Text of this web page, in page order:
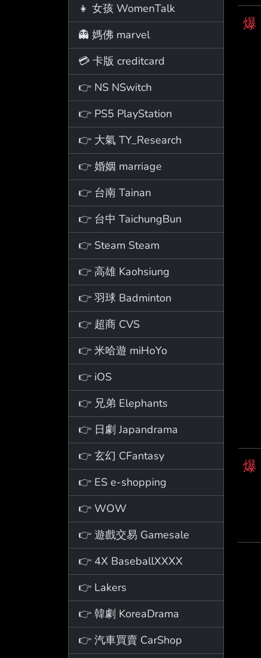
👧 女孩 WomenTalk
👻 媽佛 marvel
💳 卡版 creditcard
👉 NS NSwitch
👉 PS5 PlayStation
👉 大氣 TY_Research
👉 婚姻 marriage
👉 台南 Tainan
👉 台中 TaichungBun
👉 Steam Steam
👉 高雄 Kaohsiung
👉 羽球 Badminton
👉 超商 CVS
👉 米哈遊 miHoYo
👉 iOS
👉 兄弟 Elephants
👉 日劇 Japandrama
👉 玄幻 CFantasy
👉 ES e-shopping
👉 WOW
👉 遊戲交易 Gamesale
👉 4X BaseballXXXX
👉 Lakers
👉 韓劇 KoreaDrama
👉 汽車買賣 CarShop
爆
爆